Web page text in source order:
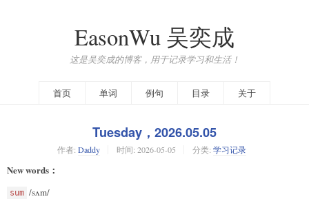
EasonWu 吴奕成
这是吴奕成的博客，用于记录学习和生活！
首页 单词 例句 目录 关于
Tuesday，2026.05.05
作者: Daddy 时间: 2026-05-05 分类: 学习记录
New words：
sum /sʌm/